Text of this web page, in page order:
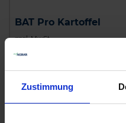
Zustimmung
BAT Pro Kartoffel
zzgl. MwSt.
3,60 € / kg
WARENKORB